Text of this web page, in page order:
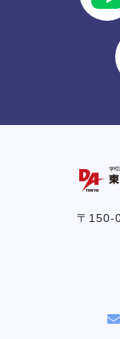
〒150-